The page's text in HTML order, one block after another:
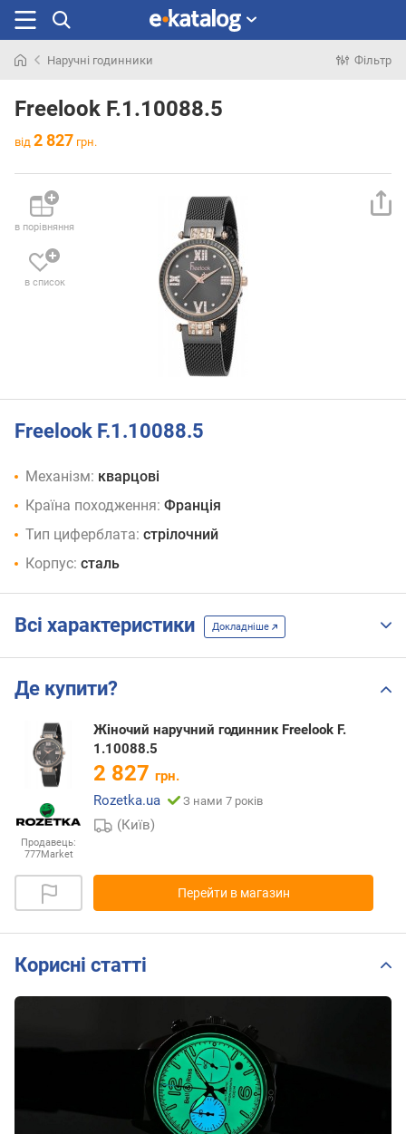
раніше
Наручні годинники Фільтр
Freelook F.1.10088.5
від 2 827 грн.
в порівняння
в список
Freelook F.1.10088.5
Механізм: кварцові
Країна походження: Франція
Тип циферблата: стрілочний
Корпус: сталь
Всі характеристики Докладніше
Де купити?
Продавець:
777Market
Жіночий наручний годинник Freelook F.
1.10088.5
2 827 грн.
Rozetka.ua
З нами 7 років
(Київ)
Перейти в магазин
Корисні статті